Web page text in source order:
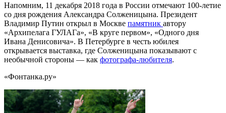
Напомним, 11 декабря 2018 года в России отмечают 100-летие
со дня рождения Александра Солженицына. Президент
Владимир Путин открыл в Москве памятник автору
«Архипелага ГУЛАГа», «В круге первом», «Одного дня
Ивана Денисовича». В Петербурге в честь юбилея
открывается выставка, где Солженицына показывают с
необычной стороны — как фотографа-любителя.
«Фонтанка.ру»